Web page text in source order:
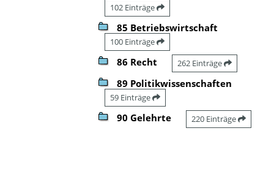
102 Einträge
85 Betriebswirtschaft
100 Einträge
86 Recht 262 Einträge
89 Politikwissenschaften
59 Einträge
90 Gelehrte 220 Einträge